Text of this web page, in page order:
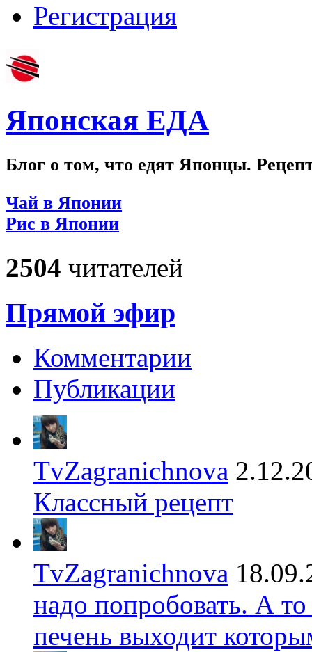
Регистрация
Японская ЕДА
Блог о том, что едят Японцы.
Чай в Японии
Рис в Японии
2504 читателей
Прямой эфир
Комментарии
Публикации
TvZagranichnova
Классный рецепт
TvZagranichnova
надо попробовать. А
печень выходит